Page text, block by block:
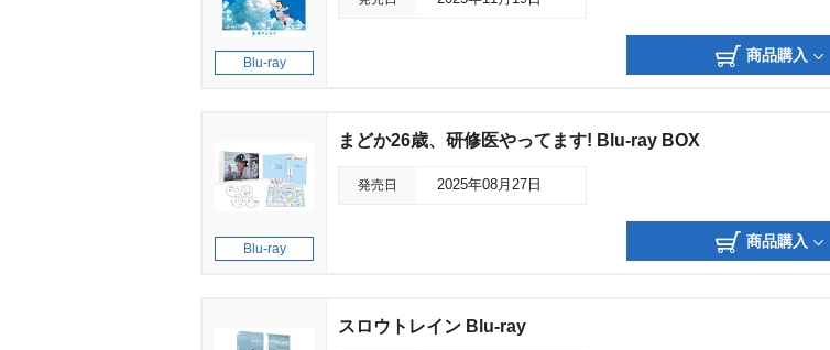
Blu-ray 商品購入
Blu-ray
まどか26歳、研修医やってます! Blu-ray BOX
発売日 2025年08月27日
商品購入
スロウトレイン Blu-ray